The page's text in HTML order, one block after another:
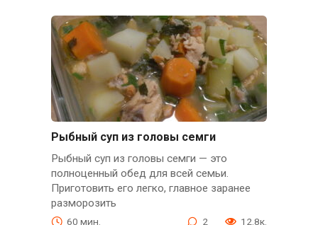
Рыбный суп из головы семги
Рыбный суп из головы семги — это
полноценный обед для всей семьи.
Приготовить его легко, главное заранее
разморозить
60 мин. 2 12.8к.